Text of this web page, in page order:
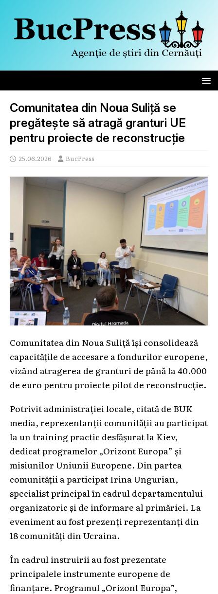
Comunitatea din Noua Suliță se
pregătește să atragă granturi UE
pentru proiecte de reconstrucție
25.06.2026 BucPress
Comunitatea din Noua Suliță își consolidează
capacitățile de accesare a fondurilor europene,
vizând atragerea de granturi de până la 40.000
de euro pentru proiecte pilot de reconstrucție.
Potrivit administrației locale, citată de BUK
media, reprezentanții comunității au participat
la un training practic desfășurat la Kiev,
dedicat programelor „Orizont Europa” și
misiunilor Uniunii Europene. Din partea
comunității a participat Irina Ungurian,
specialist principal în cadrul departamentului
organizatoric și de informare al primăriei. La
eveniment au fost prezenți reprezentanți din
18 comunități din Ucraina.
În cadrul instruirii au fost prezentate
principalele instrumente europene de
finanțare. Programul „Orizont Europa”,